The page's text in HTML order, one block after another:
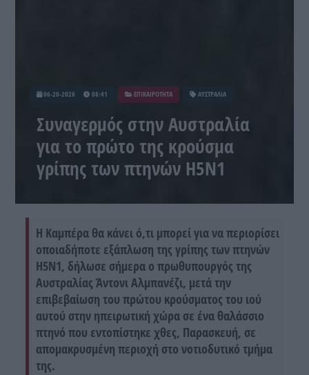
06-20-2026 08:41 ΕΠΙΚΑΙΡΟΤΗΤΑ ΑΥΣΤΡΑΛΙΑ
Συναγερμός στην Αυστραλία
για το πρώτο της κρούσμα
γρίπης των πτηνών H5N1
Η Καμπέρα θα κάνει ό,τι μπορεί για να περιορίσει
οποιαδήποτε εξάπλωση της γρίπης των πτηνών
H5N1, δήλωσε σήμερα ο πρωθυπουργός της
Αυστραλίας Άντονι Αλμπανέζι, μετά την
επιβεβαίωση του πρώτου κρούσματος του ιού
αυτού στην ηπειρωτική χώρα σε ένα θαλάσσιο
πτηνό που εντοπίστηκε χθες, Παρασκευή, σε
απομακρυσμένη περιοχή στο νοτιοδυτικό τμήμα
της.